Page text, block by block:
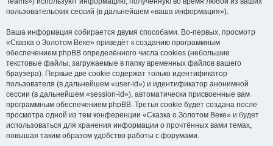
пользовательских сессий (в дальнейшем «ваша информация»).
Ваша информация собирается двумя способами. Во-первых, просмотр
«Сказка о Золотом Веке» приведёт к созданию программным
обеспечением phpBB определённого числа cookies (небольшие
текстовые файлы, загружаемые в папку временных файлов вашего
браузера). Первые две cookie содержат только идентификатор
пользователя (в дальнейшем «user-id») и идентификатор анонимной
сессии (в дальнейшем «session-id»), автоматически присвоенные вам
программным обеспечением phpBB. Третья cookie будет создана после
просмотра одной из тем конференции «Сказка о Золотом Веке» и будет
использоваться для хранения информации о прочтённых вами темах,
повышая таким образом удобство работы с форумами.